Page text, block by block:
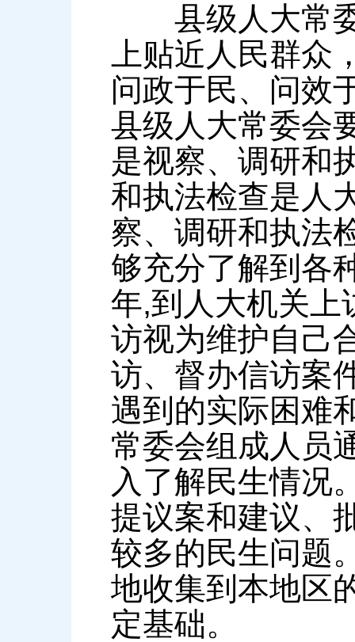
县级人大常委
上贴近人民群
问政于民、问效
县级人大常委会
是视察、调研和
和执法检查是人
察、调研和执法
够充分了解到各
年,到人大机关上
访视为维护自己
访、督办信访案
遇到的实际困难
常委会组成人员
入了解民生情况
提议案和建议、
较多的民生问题
地收集到本地区
定基础。